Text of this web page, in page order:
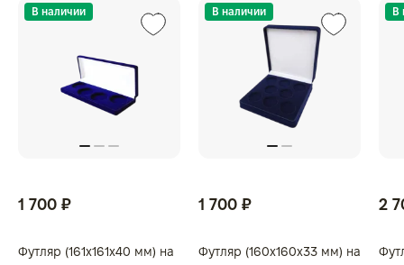
В наличии
1 700 ₽
Футляр (161x161x40 мм) на
В наличии
1 700 ₽
Футляр (160x160x33 мм) на
В
2